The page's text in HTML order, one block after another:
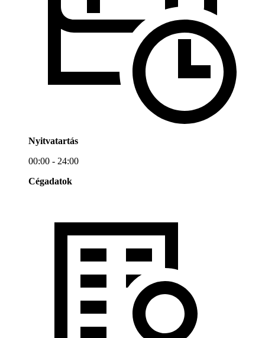
Nyitvatartás
00:00 - 24:00
Cégadatok